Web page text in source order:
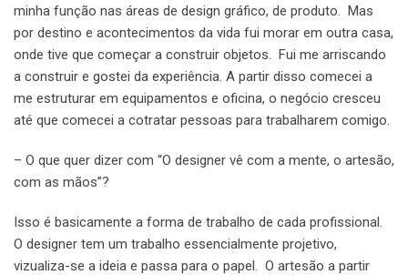
minha função nas áreas de design gráfico, de produto. Mas
por destino e acontecimentos da vida fui morar em outra casa,
onde tive que começar a construir objetos. Fui me arriscando
a construir e gostei da experiência. A partir disso comecei a
me estruturar em equipamentos e oficina, o negócio cresceu
até que comecei a cotratar pessoas para trabalharem comigo.
– O que quer dizer com “O designer vê com a mente, o artesão,
com as mãos”?
Isso é basicamente a forma de trabalho de cada profissional.
O designer tem um trabalho essencialmente projetivo,
vizualiza-se a ideia e passa para o papel. O artesão a partir